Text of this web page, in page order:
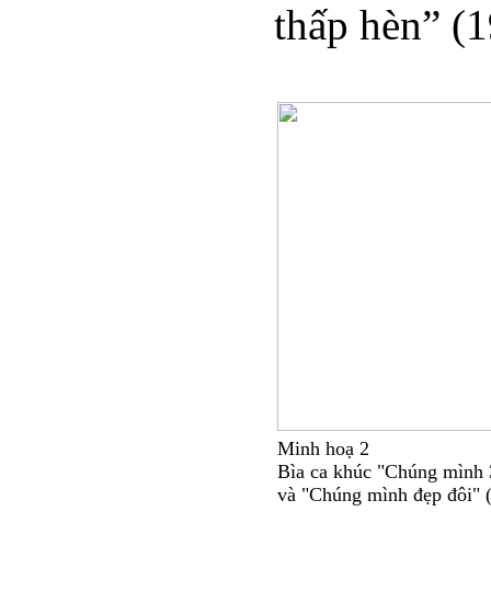
thấp hèn”
Minh hoạ 2
Bìa ca khúc "Chúng
và "Chúng mình đẹp đôi"